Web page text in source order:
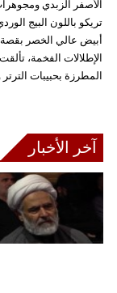
الأصفر الزبدي
تريكو باللون البيج
أبيض عالي الخصر بقصة
الإطلالات الفخمة،
المطرزة بحبيبات الترتر
آخر الأخبار